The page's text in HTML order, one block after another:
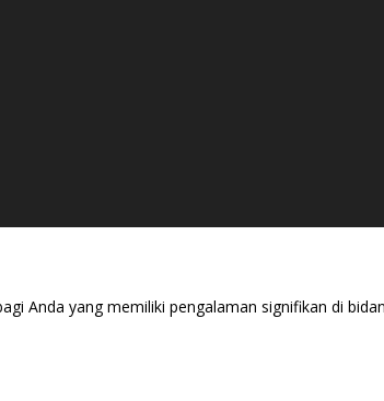
Anda yang memiliki pengalaman signifikan di